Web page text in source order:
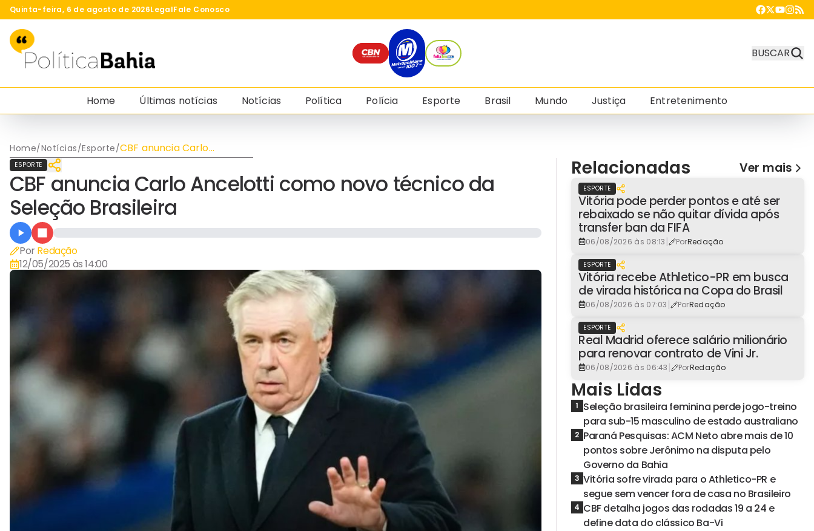
Quinta-feira, 6 de agosto de 2026LegalFale Conosco
BUSCAR
Home Últimas notícias Notícias Política Polícia Esporte Brasil Mundo Justiça Entretenimento
Home/Notícias/Esporte/CBF anuncia Carlo
Ancelotti como novo
Brasileira
ESPORTE
CBF anuncia Carlo Ancelotti como novo técnico da
Seleção Brasileira
Por Redação
12/05/2025 às 14:00
Relacionadas Ver mais
ESPORTE
Vitória pode perder pontos e até ser
rebaixado se não quitar dívida após
transfer ban da FIFA
06/08/2026 às 08:13 | PorRedação
ESPORTE
Vitória recebe Athletico-PR em busca
de virada histórica na Copa do Brasil
06/08/2026 às 07:03 | PorRedação
ESPORTE
Real Madrid oferece salário milionário
para renovar contrato de Vini Jr.
06/08/2026 às 06:43 | PorRedação
Mais Lidas
1 Seleção brasileira feminina perde jogo-treino
para sub-15 masculino de estado australiano
2 Paraná Pesquisas: ACM Neto abre mais de 10
pontos sobre Jerônimo na disputa pelo
Governo da Bahia
3 Vitória sofre virada para o Athletico-PR e
segue sem vencer fora de casa no Brasileiro
4 CBF detalha jogos das rodadas 19 a 24 e
define data do clássico Ba-Vi